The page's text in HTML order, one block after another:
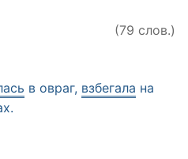
(79 слов.)
в овраг, взбегала на